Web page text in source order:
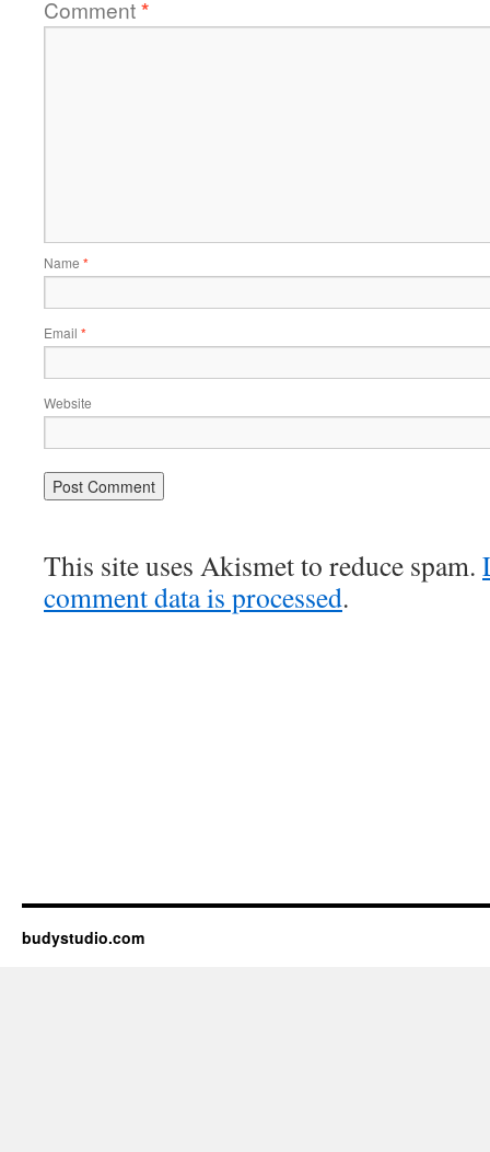
Comment*
Name *
Email *
Website
This site uses Akismet to reduce spam.
comment data is processed.
budystudio.com